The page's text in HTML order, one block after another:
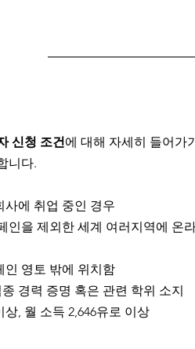
신청 조건에 대해 자세히 들어가
니다.
사에 취업 중인 경우
인을 제외한 세계 여러지역에 온
인 영토 밖에 위치함
경력 증명 혹은 관련 학위 소지
상, 월 소득 2,646유로 이상